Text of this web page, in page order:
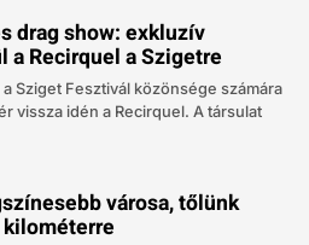
drag show: exkluzív
a Recirquel a Szigetre
Sziget Fesztivál közönsége számára
vissza idén a Recirquel. A társulat
városa, tőlünk